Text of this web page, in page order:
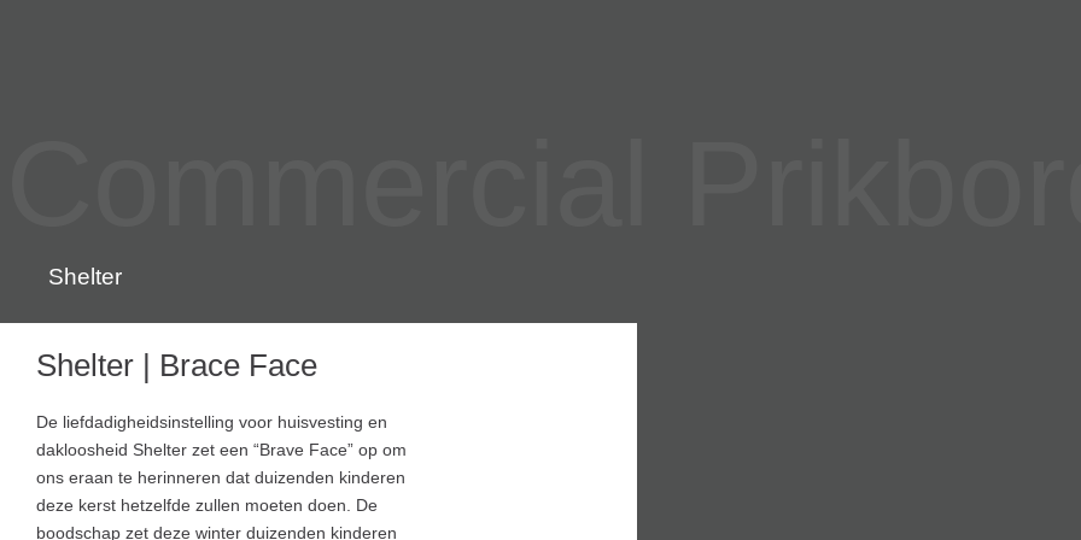
Shelter
Shelter | Brace Face
De liefdadigheidsinstelling voor huisvesting en
dakloosheid Shelter zet een “Brave Face” op om
ons eraan te herinneren dat duizenden kinderen
deze kerst hetzelfde zullen moeten doen. De
boodschap zet deze winter duizenden kinderen